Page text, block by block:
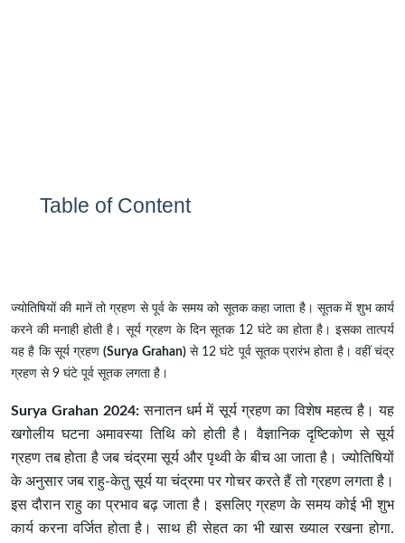
Table of Content
ज्योतिषियों की मानें तो ग्रहण से पूर्व के समय को सूतक कहा जाता है। सूतक में शुभ कार्य
करने की मनाही होती है। सूर्य ग्रहण के दिन सूतक 12 घंटे का होता है। इसका तात्पर्य
यह है कि सूर्य ग्रहण(Surya Grahan)से 12 घंटे पूर्व सूतक प्रारंभ होता है। वहीं चंद्र
ग्रहण से 9 घंटे पूर्व सूतक लगता है।
Surya Grahan 2024: सनातन धर्म में सूर्य ग्रहण का विशेष महत्व है। यह
खगोलीय घटना अमावस्या तिथि को होती है। वैज्ञानिक दृष्टिकोण से सूर्य
ग्रहण तब होता है जब चंद्रमा सूर्य और पृथ्वी के बीच आ जाता है। ज्योतिषियों
के अनुसार जब राहु-केतु सूर्य या चंद्रमा पर गोचर करते हैं तो ग्रहण लगता है।
इस दौरान राहु का प्रभाव बढ़ जाता है। इसलिए ग्रहण के समय कोई भी शुभ
कार्य करना वर्जित होता है। साथ ही सेहत का भी खास ख्याल रखना होगा.